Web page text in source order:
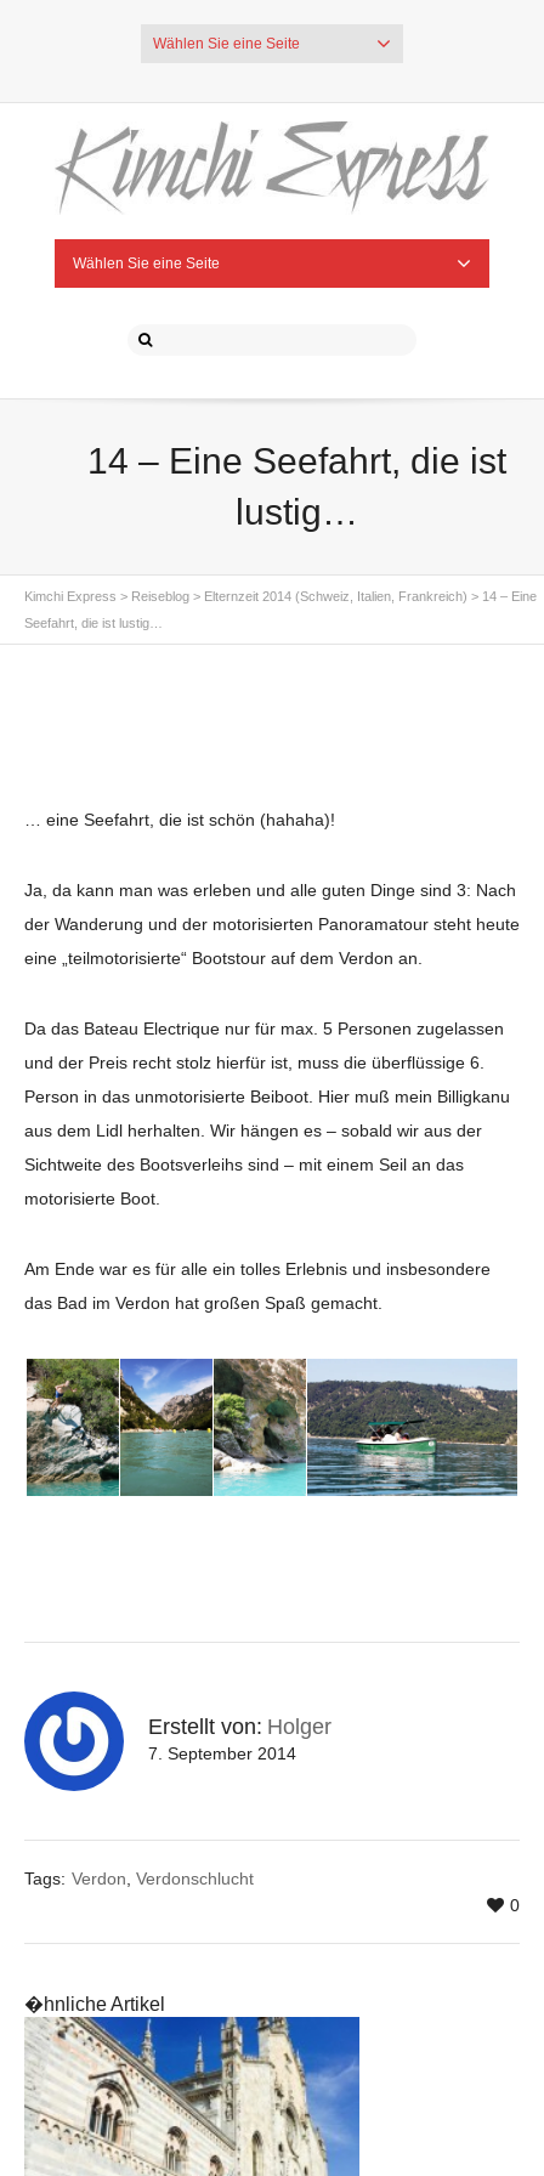
Wählen Sie eine Seite
Wählen Sie eine Seite
14 – Eine Seefahrt, die ist
lustig…
Kimchi Express > Reiseblog > Elternzeit 2014 (Schweiz, Italien, Frankreich) > 14 – Eine
Seefahrt, die ist lustig…
… eine Seefahrt, die ist schön (hahaha)!
Ja, da kann man was erleben und alle guten Dinge sind 3: Nach
der Wanderung und der motorisierten Panoramatour steht heute
eine „teilmotorisierte“ Bootstour auf dem Verdon an.
Da das Bateau Electrique nur für max. 5 Personen zugelassen
und der Preis recht stolz hierfür ist, muss die überflüssige 6.
Person in das unmotorisierte Beiboot. Hier muß mein Billigkanu
aus dem Lidl herhalten. Wir hängen es – sobald wir aus der
Sichtweite des Bootsverleihs sind – mit einem Seil an das
motorisierte Boot.
Am Ende war es für alle ein tolles Erlebnis und insbesondere
das Bad im Verdon hat großen Spaß gemacht.
Erstellt von: Holger
7. September 2014
Tags: Verdon Verdonschlucht
0
�hnliche Artikel